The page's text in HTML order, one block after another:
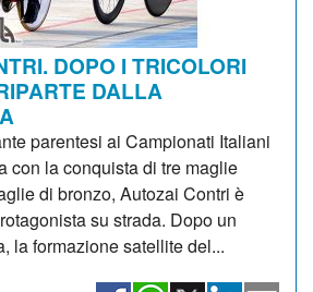
DOPO I TRICOLORI
DALLA
parentesi ai Campionati Italiani
con la conquista di tre maglie
di bronzo, Autozai Contri è
su strada. Dopo un
la formazione satellite del...